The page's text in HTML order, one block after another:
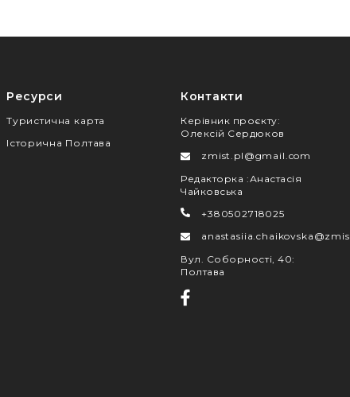
Ресурси
Туристична карта
Історична Полтава
Контакти
Керівник проєкту:
Олексій Сердюков
zmist.pl@gmail.com
Редакторка :Анастасія
Чайковська
+380502718025
Вул. Соборності, 40:
Полтава